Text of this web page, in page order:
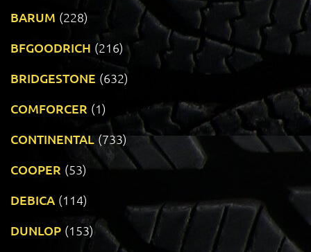
BARUM (228)
BFGOODRICH (216)
BRIDGESTONE (632)
COMFORCER (1)
CONTINENTAL (733)
COOPER (53)
DEBICA (114)
DUNLOP (153)